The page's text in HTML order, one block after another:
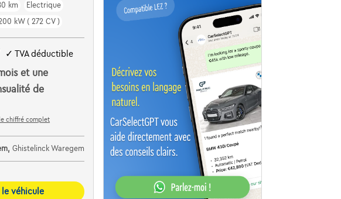
km
Electrique
kW ( 272 CV )
✓TVA déductible
et une
de
chiffré complet
Ghistelinck Waregem
le véhicule